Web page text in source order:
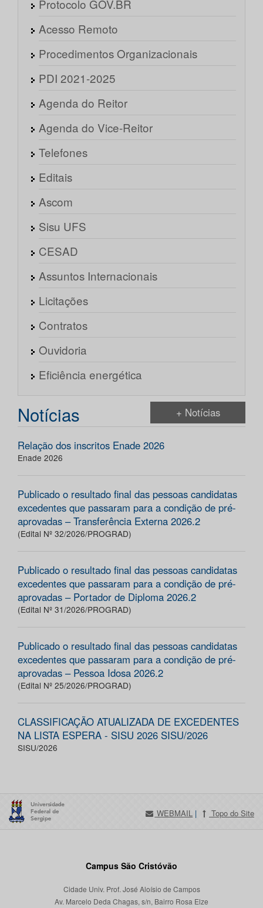
Protocolo GOV.BR
Acesso Remoto
Procedimentos Organizacionais
PDI 2021-2025
Agenda do Reitor
Agenda do Vice-Reitor
Telefones
Editais
Ascom
Sisu UFS
CESAD
Assuntos Internacionais
Licitações
Contratos
Ouvidoria
Eficiência energética
Notícias + Notícias
Relação dos inscritos Enade 2026
Enade 2026
Publicado o resultado final das pessoas candidatas
excedentes que passaram para a condição de pré-
aprovadas – Transferência Externa 2026.2
(Edital Nº 32/2026/PROGRAD)
Publicado o resultado final das pessoas candidatas
excedentes que passaram para a condição de pré-
aprovadas – Portador de Diploma 2026.2
(Edital Nº 31/2026/PROGRAD)
Publicado o resultado final das pessoas candidatas
excedentes que passaram para a condição de pré-
aprovadas – Pessoa Idosa 2026.2
(Edital Nº 25/2026/PROGRAD)
CLASSIFICAÇÃO ATUALIZADA DE EXCEDENTES
NA LISTA ESPERA - SISU 2026 SISU/2026
SISU/2026
WEBMAIL | Topo do Site
Campus São Cristóvão
Cidade Univ. Prof. José Aloísio de Campos
Av. Marcelo Deda Chagas, s/n, Bairro Rosa Elze